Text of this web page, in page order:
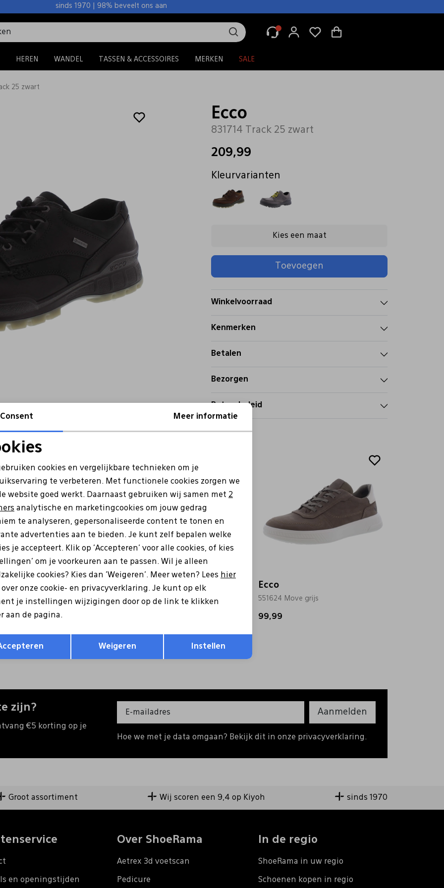
sinds 1970 | 98% beveelt ons aan
HEREN WANDEL TASSEN & ACCESSOIRES MERKEN SALE
25 zwart
Ecco
831714 Track 25 zwart
209,99
Kleurvarianten
Kies een maat
Toevoegen
Winkelvoorraad
Kenmerken
Betalen
Bezorgen
Retourbeleid
Byway 2.0 bruin
Ecco
511734 Irving blauw
Ecco
551624 Move grijs
99,99
zijn?
€5 korting op je
Aanmelden
Hoe we met je data omgaan? Bekijk dit in onze privacyverklaring.
Groot assortiment Wij scoren een 9,4 op Kiyoh sinds 1970
en openingstijden
Over ShoeRama
Aetrex 3d voetscan
Pedicure
In de regio
ShoeRama in uw regio
Schoenen kopen in regio
cookies Marketing cookies
Opslaan
Consent Meer informatie
cookies en vergelijkbare technieken om je
te verbeteren. Met functionele cookies zorgen we
website goed werkt. Daarnaast gebruiken wij samen met 2
analytische en marketingcookies om jouw gedrag
te analyseren, gepersonaliseerde content te tonen en
advertenties aan te bieden. Je kunt zelf bepalen welke
je accepteert. Klik op 'Accepteren' voor alle cookies, of kies
om je voorkeuren aan te passen. Wil je alleen
cookies? Kies dan 'Weigeren'. Meer weten? Lees hier
over onze cookie- en privacyverklaring. Je kunt op elk
je instellingen wijzigingen door op de link te klikken
aan de pagina.
Weigeren Instellen